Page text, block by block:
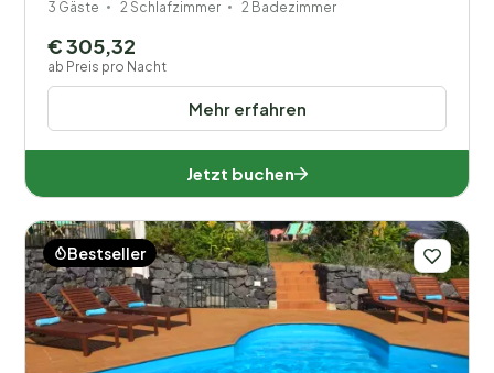
3 Gäste 2 Schlafzimmer 2 Badezimmer
Mehr erfahren
€ 305,32
ab Preis pro Nacht
Jetzt buchen
Bestseller